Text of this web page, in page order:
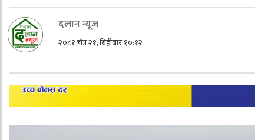
दलान न्यूज
२०८१ चैत्र २१, बिहीबार १०:१२